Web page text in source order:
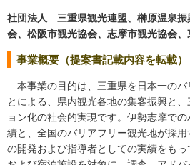
社団法人 三重県観光連盟、榊原温泉振
会、松阪市観光協会、志摩市観光協会
事業概要（提案書記載内容を転載）
本事業の目的は、三重県を日本一のバ
とによる、県内観光各地の集客振興と
ョン化の社会的実現です。伊勢志摩で
績と、全国のバリアフリー観光地が採用
の開発および指導者としての実績をも